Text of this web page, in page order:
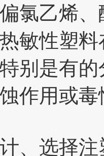
氯乙烯
敏性塑
别是有
作用或毒
、选择